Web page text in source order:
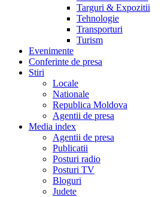
Targuri & Expozitii
Tehnologie
Transporturi
Turism
Evenimente
Conferinte de presa
Stiri
Locale
Nationale
Republica Moldova
Agentii de presa
Media index
Agentii de presa
Publicatii
Posturi radio
Posturi TV
Bloguri
Judete